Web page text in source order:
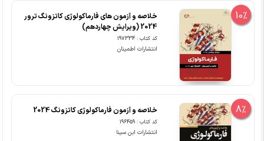
10%
خلاصه و آزمون های فارماکولوژی کاتزونگ ترور
2024 (ویرایش چهاردهم)
کد کتاب : 197334
انتشارات اطمینان
8% خلاصه و آزمون فارماکولوژی کاتزونگ 2024
کد کتاب : 196459
انتشارات ابن سینا